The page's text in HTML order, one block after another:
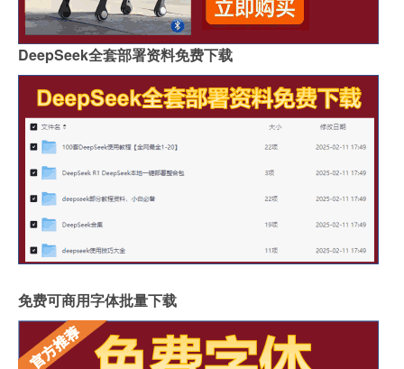
DeepSeek全套部署资料免费下载
免费可商用字体批量下载